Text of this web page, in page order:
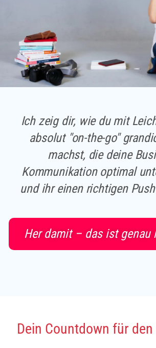
Ich zeig dir, wie du mit
absolut "on-the-go"
machst, die deine
Kommunikation optimal
und ihr einen richtigen
Her damit – das ist genau
Dein Countdown für